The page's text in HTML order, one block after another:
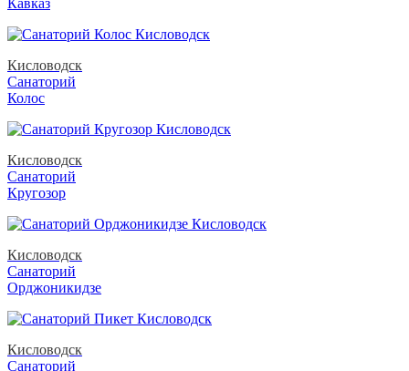
Кавказ
Кисловодск
Санаторий
Колос
Кисловодск
Санаторий
Кругозор
Кисловодск
Санаторий
Орджоникидзе
Кисловодск
Санаторий